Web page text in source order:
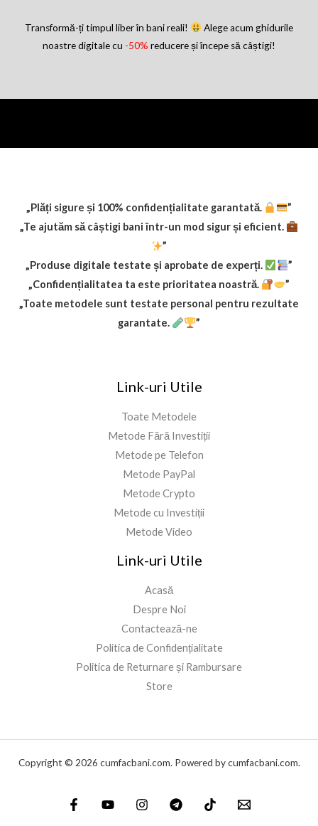
Transformă-ți timpul liber în bani reali!
Alege acum ghidurile
noastre digitale cu -50% reducere și începe să câștigi!
„Plăți sigure și 100% confidențialitate garantată.
”
„Te ajutăm să câștigi bani într-un mod sigur și eficient.
”
„Produse digitale testate și aprobate de experți.
”
„Confidențialitatea ta este prioritatea noastră.
”
„Toate metodele sunt testate personal pentru rezultate
garantate.
”
Link-uri Utile
Toate Metodele
Metode Fără Investiții
Metode pe Telefon
Metode PayPal
Metode Crypto
Metode cu Investiții
Metode Video
Link-uri Utile
Acasă
Despre Noi
Contactează-ne
Politica de Confidențialitate
Politica de Returnare și Rambursare
Store
Copyright © 2026 cumfacbani.com. Powered by cumfacbani.com.